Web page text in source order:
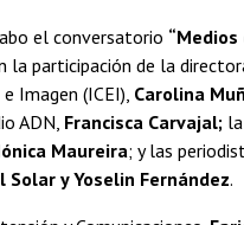
el conversatorio
la participación de la
Imagen (ICEI), Carolina
ADN, Francisca Carvajal;
Maureira; y las
Solar y Yoselin Fernández.